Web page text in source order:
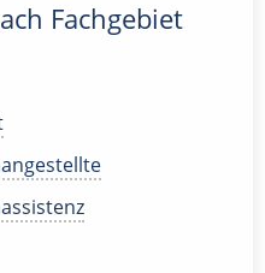
Fachgebiet